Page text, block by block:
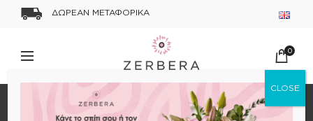
ΔΩΡΕΑΝ ΜΕΤΑΦΟΡΙΚΑ
0